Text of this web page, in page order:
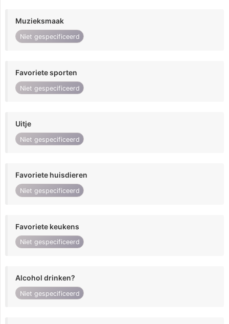
Muzieksmaak
Niet gespecificeerd
Favoriete sporten
Niet gespecificeerd
Uitje
Niet gespecificeerd
Favoriete huisdieren
Niet gespecificeerd
Favoriete keukens
Niet gespecificeerd
Alcohol drinken?
Niet gespecificeerd